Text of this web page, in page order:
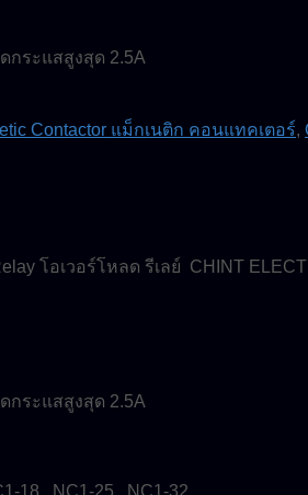
กระแสสูงสุด 2.5A
Contactor แม็กเนติก คอนแทคเตอร์,
โอเวอร์โหลด รีเลย์ CHINT
กระแสสูงสุด 2.5A
18 , NC1-25 , NC1-32